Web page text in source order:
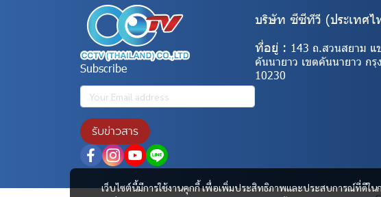
เว็บไซต์นี้มีการใช้งานคุกกี้ เพื่อเพิ่มประสิทธิภาพและประสบการณ์ที่ดีใน
Subscribe
รับข่าวสาร
บริษัท ซีซีทีวี (ประเทศไ
ที่อยู่ : 143 ถ.สวนสยาม แ
คันนายาว เขตคันนายาว กรุ
10230